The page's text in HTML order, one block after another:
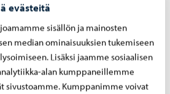
evästeitä
sisällön ja mainosten
median ominaisuuksien tukemiseen
Lisäksi jaamme sosiaalisen
alan kumppaneillemme
sivustoamme. Kumppanimme voivat